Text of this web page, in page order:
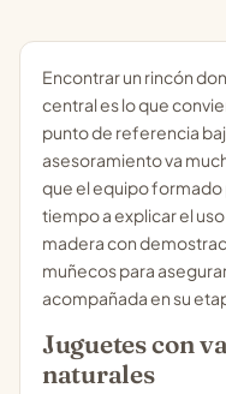
Encontrar un rincón
central es lo que
punto de referencia
asesoramiento va
que el equipo formado
tiempo a explicar el
madera con
muñecos para
acompañada en su
Juguetes con
naturales